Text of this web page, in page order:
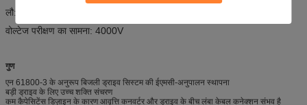
लौ: वीडब्ल्यू -1, एफटी 1, एफटी 2, आईईसी 60332-1-3
वोल्टेज परीक्षण का सामना: 4000V
गुण
एन 61800-3 के अनुरूप बिजली ड्राइव सिस्टम की ईएमसी-अनुपालन स्थापना
बड़ी ड्राइव के लिए उच्च शक्ति संचरण
कम कैपेसिटेंस डिज़ाइन के कारण आवृत्ति कनवर्टर और ड्राइव के बीच लंबा केबल कनेक्शन संभव है